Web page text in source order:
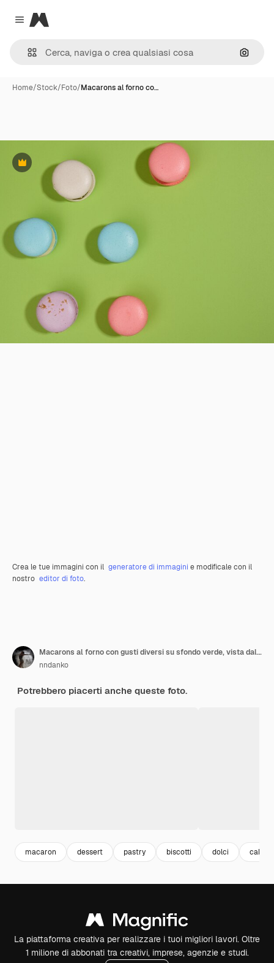
Close menu
Magnific
Cerca
Home/Stock/Foto/Macarons al forno co…
Premium
Crea le tue immagini con il generatore di immagini e modificale con il
nostro editor di foto.
Macarons al forno con gusti diversi su sfondo verde, vista dall'alto
nndanko
Potrebbero piacerti anche queste foto.
macaron dessert pastry biscotti dolci cake
La piattaforma creativa per realizzare i tuoi migliori lavori. Oltre
1 milione di abbonati tra creativi, imprese, agenzie e studi.